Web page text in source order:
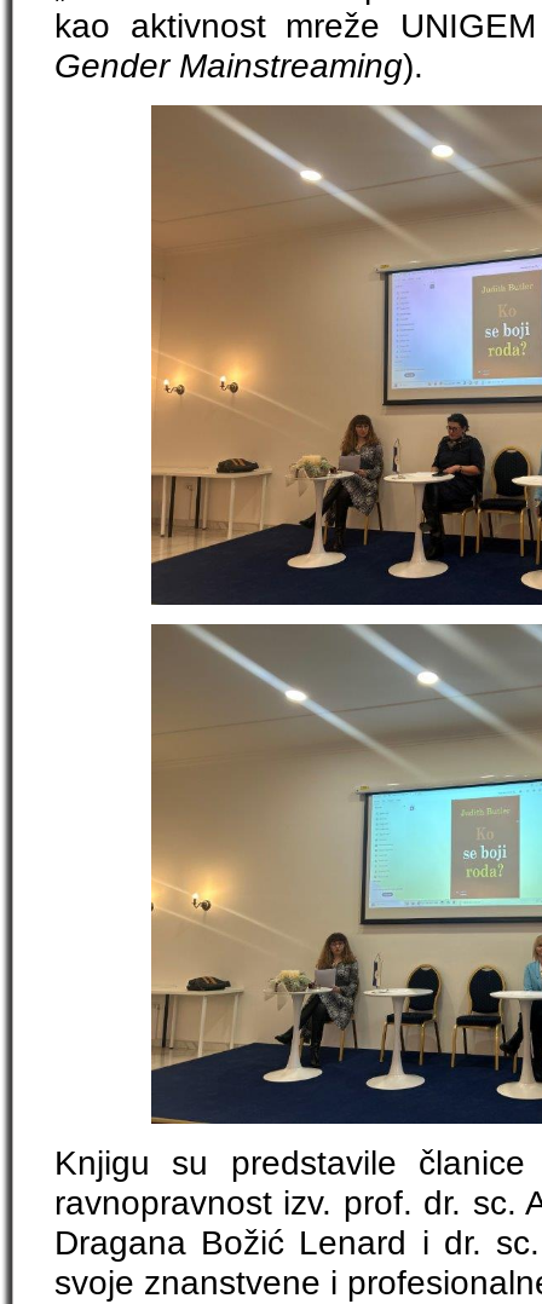
kao aktivnost mreže
Gender Mainstreaming).
Knjigu su predstavile
ravnopravnost izv. prof. dr. sc.
Dragana Božić Lenard i dr.
svoje znanstvene i